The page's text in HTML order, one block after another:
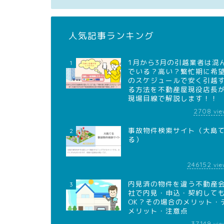
人気記事ランキング
1
1月から3月の引越業者は混
でいる？高い？繁忙期に希望
のスケジュールで安く引越す
る方法を不動産屋現役店長が
現場目線で解説します！！
2708
2
事故物件検索サイト（大島て
る）
246152
3
内見済の物件を違う不動産会
社で内見・申込・契約しても
OK？その場合のメリット・
メリット・注意点